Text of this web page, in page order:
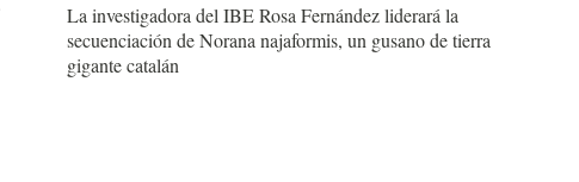
La investigadora del IBE Rosa Fernández liderará la
secuenciación de Norana najaformis, un gusano de tierra
gigante catalán